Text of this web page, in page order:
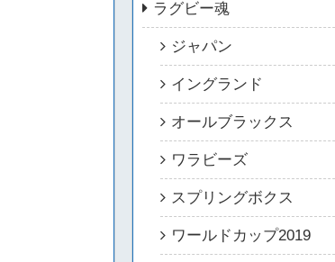
ラグビー魂
ジャパン
イングランド
オールブラックス
ワラビーズ
スプリングボクス
ワールドカップ2019